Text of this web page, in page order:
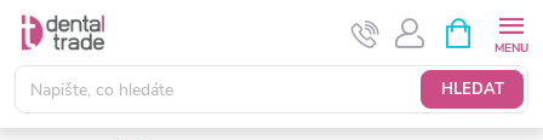
Přejít
obsah
HLEDAT
NÁKUPNÍ
KOŠÍK